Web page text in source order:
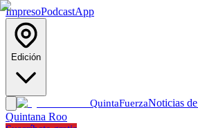
ImpresoPodcastApp
Edición
QuintaFuerzaNoticias
Quintana Roo